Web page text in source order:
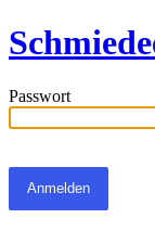
Passwort